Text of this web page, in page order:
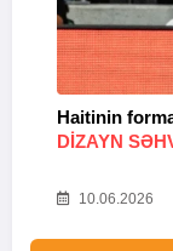
Haitinin
DIZAYN
10.06.2026